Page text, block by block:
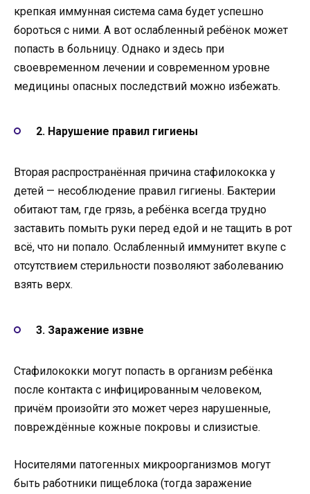
крепкая иммунная система сама будет успешно
бороться с ними. А вот ослабленный ребёнок может
попасть в больницу. Однако и здесь при
своевременном лечении и современном уровне
медицины опасных последствий можно избежать.
2. Нарушение правил гигиены
Вторая распространённая причина стафилококка у
детей — несоблюдение правил гигиены. Бактерии
обитают там, где грязь, а ребёнка всегда трудно
заставить помыть руки перед едой и не тащить в рот
всё, что ни попало. Ослабленный иммунитет вкупе с
отсутствием стерильности позволяют заболеванию
взять верх.
3. Заражение извне
Стафилококки могут попасть в организм ребёнка
после контакта с инфицированным человеком,
причём произойти это может через нарушенные,
повреждённые кожные покровы и слизистые.
Носителями патогенных микроорганизмов могут
быть работники пищеблока (тогда заражение